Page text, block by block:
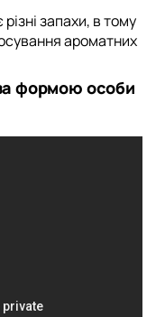
запахи, в тому
ароматних
формою особи